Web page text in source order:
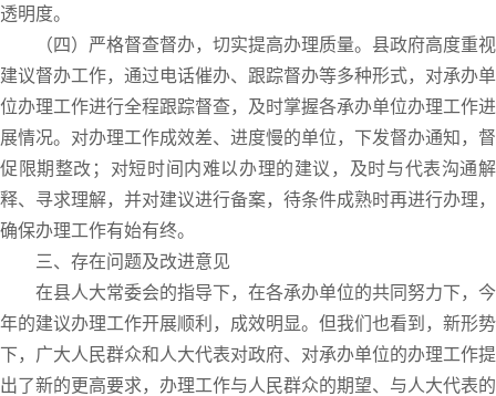
透明度。
（四）严格督查督办，切实提高办理质量。县政府高度重视
建议督办工作，通过电话催办、跟踪督办等多种形式，对承办单
位办理工作进行全程跟踪督查，及时掌握各承办单位办理工作进
展情况。对办理工作成效差、进度慢的单位，下发督办通知，督
促限期整改；对短时间内难以办理的建议，及时与代表沟通解
释、寻求理解，并对建议进行备案，待条件成熟时再进行办理，
确保办理工作有始有终。
三、存在问题及改进意见
在县人大常委会的指导下，在各承办单位的共同努力下，今
年的建议办理工作开展顺利，成效明显。但我们也看到，新形势
下，广大人民群众和人大代表对政府、对承办单位的办理工作提
出了新的更高要求，办理工作与人民群众的期望、与人大代表的